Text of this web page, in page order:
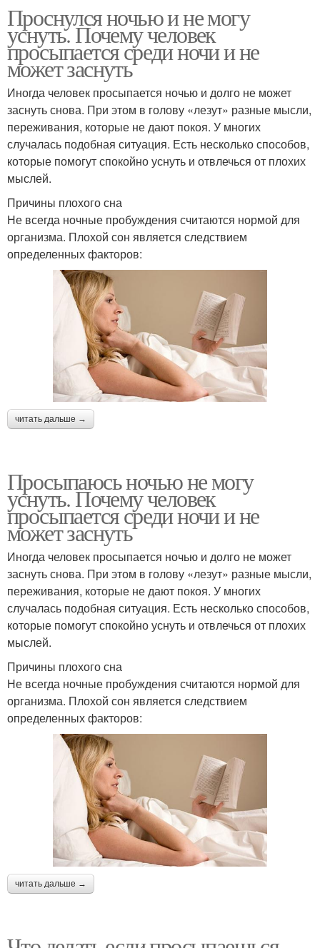
Проснулся ночью и не могу
уснуть. Почему человек
просыпается среди ночи и не
может заснуть
Иногда человек просыпается ночью и долго не может
заснуть снова. При этом в голову «лезут» разные мысли,
переживания, которые не дают покоя. У многих
случалась подобная ситуация. Есть несколько способов,
которые помогут спокойно уснуть и отвлечься от плохих
мыслей.
Причины плохого сна
Не всегда ночные пробуждения считаются нормой для
организма. Плохой сон является следствием
определенных факторов:
читать дальше →
Просыпаюсь ночью не могу
уснуть. Почему человек
просыпается среди ночи и не
может заснуть
Иногда человек просыпается ночью и долго не может
заснуть снова. При этом в голову «лезут» разные мысли,
переживания, которые не дают покоя. У многих
случалась подобная ситуация. Есть несколько способов,
которые помогут спокойно уснуть и отвлечься от плохих
мыслей.
Причины плохого сна
Не всегда ночные пробуждения считаются нормой для
организма. Плохой сон является следствием
определенных факторов:
читать дальше →